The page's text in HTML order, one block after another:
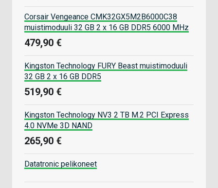
Corsair Vengeance CMK32GX5M2B6000C38
muistimoduuli 32 GB 2 x 16 GB DDR5 6000 MHz
479,90 €
Kingston Technology FURY Beast muistimoduuli
32 GB 2 x 16 GB DDR5
519,90 €
Kingston Technology NV3 2 TB M.2 PCI Express
4.0 NVMe 3D NAND
265,90 €
Datatronic pelikoneet